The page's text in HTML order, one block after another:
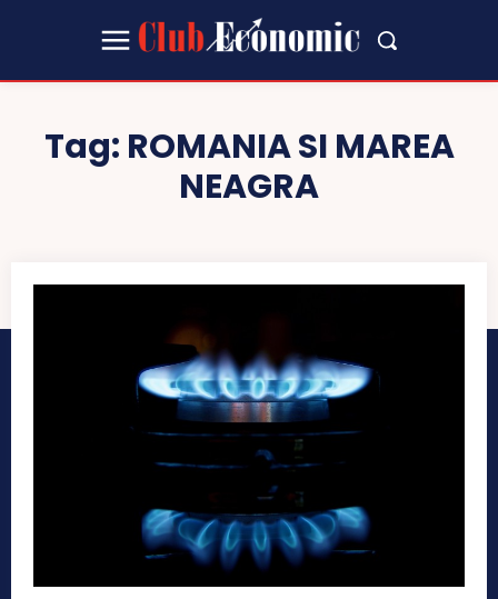
Tag: ROMANIA SI MAREA
NEAGRA